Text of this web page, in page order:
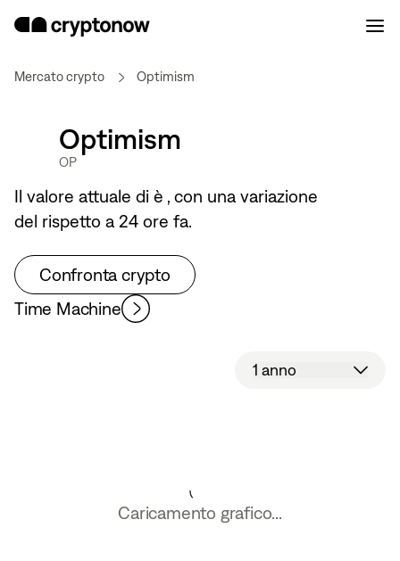
Mercato crypto Optimism
Optimism
OP
Il valore attuale di è , con una variazione
del rispetto a 24 ore fa.
Confronta crypto
Time Machine
1 anno
Caricamento grafico...